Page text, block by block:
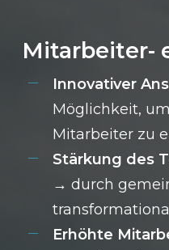
Mitarbeiter-
Innovativer
Möglichkeit,
Mitarbeiter zu
Stärkung des
→ durch
Erhöhte